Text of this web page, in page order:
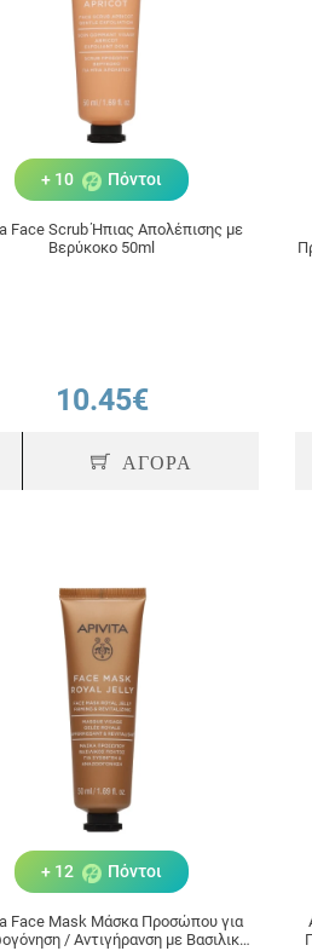
+ 10 Πόντοι
Face Scrub Ήπιας Απολέπισης με
Βερύκοκο 50ml
10.45€
ΑΓΟΡΑ
+ 12 Πόντοι
Face Mask Μάσκα Προσώπου για
/ Αντιγήρανση με Βασιλικό